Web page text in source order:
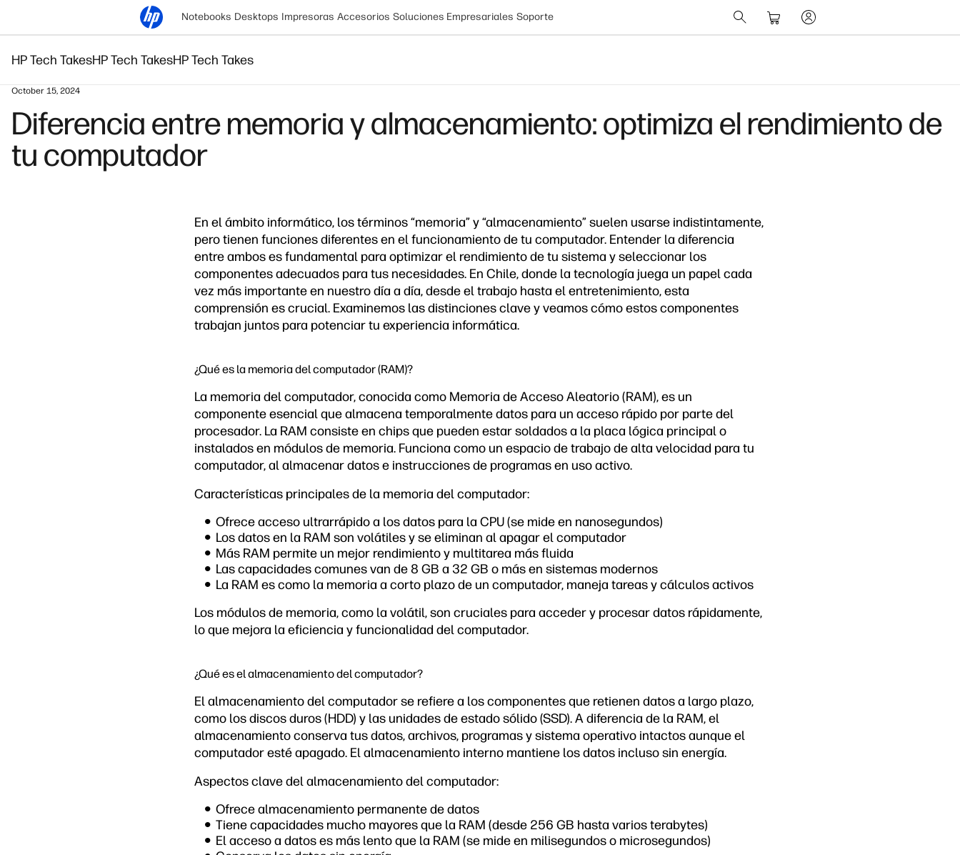
Notebooks Desktops Impresoras Accesorios Soluciones Empresariales Soporte
HP Tech TakesHP Tech TakesHP Tech Takes
October 15, 2024
Diferencia entre memoria y almacenamiento: optimiza el rendimiento de
tu computador
En el ámbito informático, los términos “memoria” y “almacenamiento” suelen usarse indistintamente,
pero tienen funciones diferentes en el funcionamiento de tu computador. Entender la diferencia
entre ambos es fundamental para optimizar el rendimiento de tu sistema y seleccionar los
componentes adecuados para tus necesidades. En Chile, donde la tecnología juega un papel cada
vez más importante en nuestro día a día, desde el trabajo hasta el entretenimiento, esta
comprensión es crucial. Examinemos las distinciones clave y veamos cómo estos componentes
trabajan juntos para potenciar tu experiencia informática.
¿Qué es la memoria del computador (RAM)?
La memoria del computador, conocida como Memoria de Acceso Aleatorio (RAM), es un
componente esencial que almacena temporalmente datos para un acceso rápido por parte del
procesador. La RAM consiste en chips que pueden estar soldados a la placa lógica principal o
instalados en módulos de memoria. Funciona como un espacio de trabajo de alta velocidad para tu
computador, al almacenar datos e instrucciones de programas en uso activo.
Características principales de la memoria del computador:
Ofrece acceso ultrarrápido a los datos para la CPU (se mide en nanosegundos)
Los datos en la RAM son volátiles y se eliminan al apagar el computador
Más RAM permite un mejor rendimiento y multitarea más fluida
Las capacidades comunes van de 8 GB a 32 GB o más en sistemas modernos
La RAM es como la memoria a corto plazo de un computador, maneja tareas y cálculos activos
Los módulos de memoria, como la volátil, son cruciales para acceder y procesar datos rápidamente,
lo que mejora la eficiencia y funcionalidad del computador.
¿Qué es el almacenamiento del computador?
El almacenamiento del computador se refiere a los componentes que retienen datos a largo plazo,
como los discos duros (HDD) y las unidades de estado sólido (SSD). A diferencia de la RAM, el
almacenamiento conserva tus datos, archivos, programas y sistema operativo intactos aunque el
computador esté apagado. El almacenamiento interno mantiene los datos incluso sin energía.
Aspectos clave del almacenamiento del computador:
Ofrece almacenamiento permanente de datos
Tiene capacidades mucho mayores que la RAM (desde 256 GB hasta varios terabytes)
El acceso a datos es más lento que la RAM (se mide en milisegundos o microsegundos)